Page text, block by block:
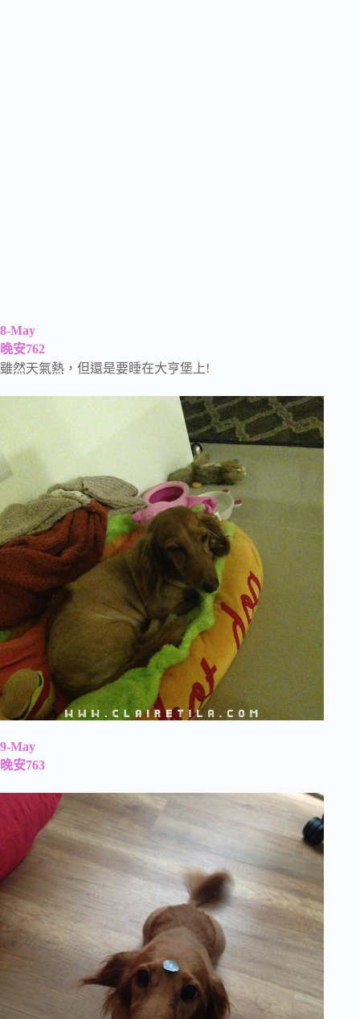
8-May
晚安762
雖然天氣熱，但還是要睡在大亨堡上!
9-May
晚安763